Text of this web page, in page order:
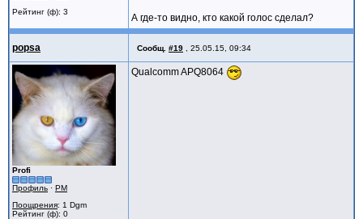
Рейтинг (ф): 3
А где-то видно, кто какой голос сделал?
popsa Сообщ. #19 25.05.15, 09:34
Profi
Профиль · PM
Поощрения: 1 Dgm
Рейтинг (ф): 0
Qualcomm APQ8064